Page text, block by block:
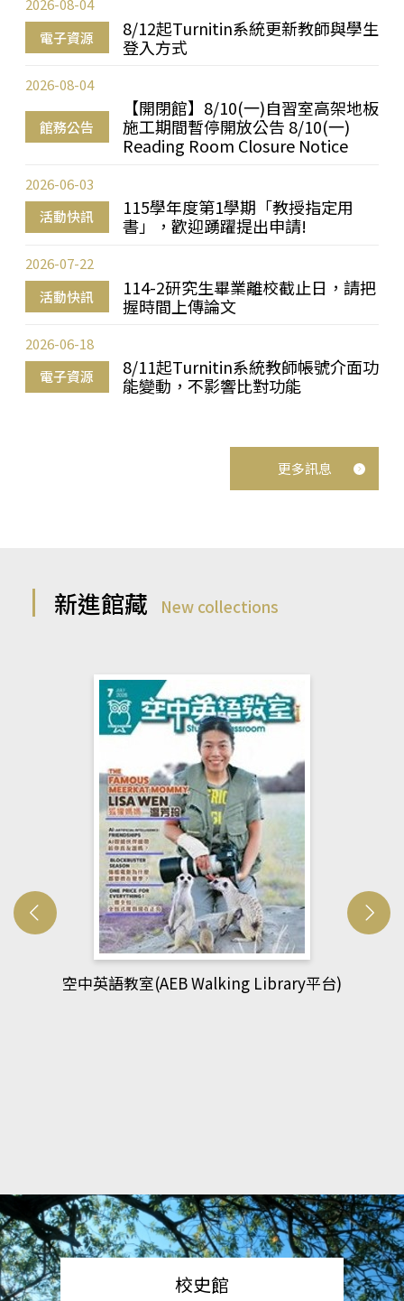
電子資源
8/12起Turnitin系統更新教師與學生
登入方式
2026-08-04
館務公告
【開閉館】8/10(一)自習室高架地板
施工期間暫停開放公告 8/10(一)
Reading Room Closure Notice
2026-08-04
活動快訊
115學年度第1學期「教授指定用
書」，歡迎踴躍提出申請!
2026-06-03
活動快訊
114-2研究生畢業離校截止日，請把
握時間上傳論文
2026-07-22
電子資源
8/11起Turnitin系統教師帳號介面功
能變動，不影響比對功能
2026-06-18
更多訊息
新進館藏 New collections
網管人(kono平台)
校史館